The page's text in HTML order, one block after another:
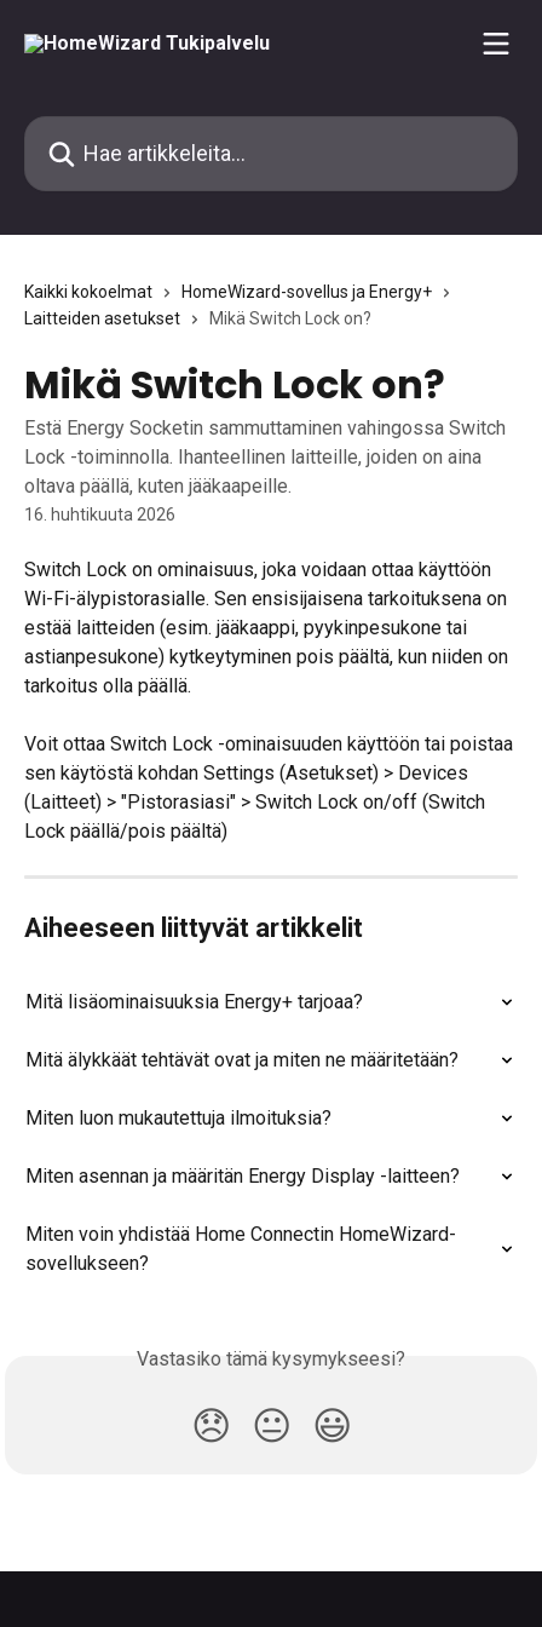
Hae artikkeleita...
Kaikki kokoelmat
HomeWizard-sovellus ja Energy+
Laitteiden asetukset
Mikä Switch Lock on?
Mikä Switch Lock on?
Estä Energy Socketin sammuttaminen vahingossa Switch
Lock -toiminnolla. Ihanteellinen laitteille, joiden on aina
oltava päällä, kuten jääkaapeille.
16. huhtikuuta 2026
Switch Lock on ominaisuus, joka voidaan ottaa käyttöön
Wi-Fi-älypistorasialle. Sen ensisijaisena tarkoituksena on
estää laitteiden (esim. jääkaappi, pyykinpesukone tai
astianpesukone) kytkeytyminen pois päältä, kun niiden on
tarkoitus olla päällä.
Voit ottaa Switch Lock -ominaisuuden käyttöön tai poistaa
sen käytöstä kohdan Settings (Asetukset) > Devices
(Laitteet) > "Pistorasiasi" > Switch Lock on/off (Switch
Lock päällä/pois päältä)
Aiheeseen liittyvät artikkelit
Mitä lisäominaisuuksia Energy+ tarjoaa?
Mitä älykkäät tehtävät ovat ja miten ne määritetään?
Miten luon mukautettuja ilmoituksia?
Miten asennan ja määritän Energy Display -laitteen?
Miten voin yhdistää Home Connectin HomeWizard-
sovellukseen?
Vastasiko tämä kysymykseesi?
😞 😐 😃